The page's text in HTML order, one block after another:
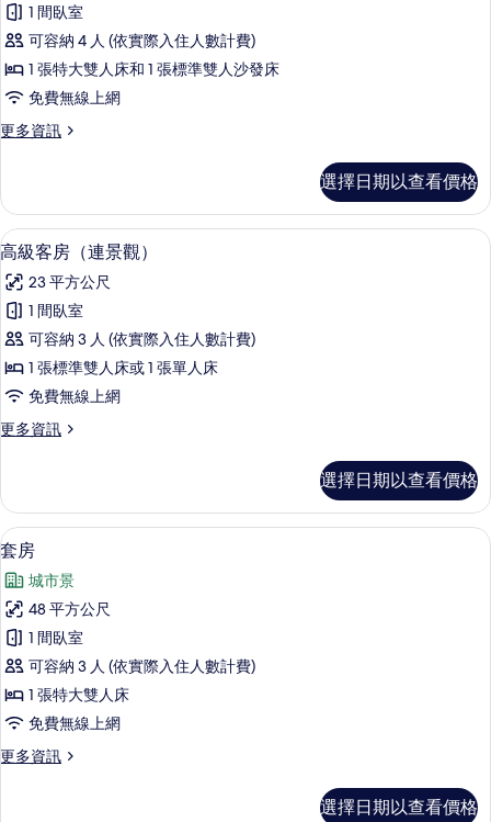
套
房
的
所
有
片
1 間臥室
可容納 4 人 (依實際入住人數計費)
1 張特大雙人床和 1 張標準雙人沙發床
免費無線上網
更多資訊
更
套
房
的
情
選擇日期以查看價格
顯
示
高
級
客
房
（連
景
的
所
有
相
片
低過敏寢具、羽絨被、迷你吧、客房
7
高級客房（連景觀）
23 平方公尺
1 間臥室
可容納 3 人 (依實際入住人數計費)
1 張標準雙人床或 1 張單人床
免費無線上網
更多資訊
更
客
房
（連
觀）
的
詳
情
選擇日期以查看價格
顯
示
套
房
的
所
有
相
片
8
套房
城市景
48 平方公尺
1 間臥室
可容納 3 人 (依實際入住人數計費)
1 張特大雙人床
免費無線上網
更多資訊
更
選擇日期以查看價格